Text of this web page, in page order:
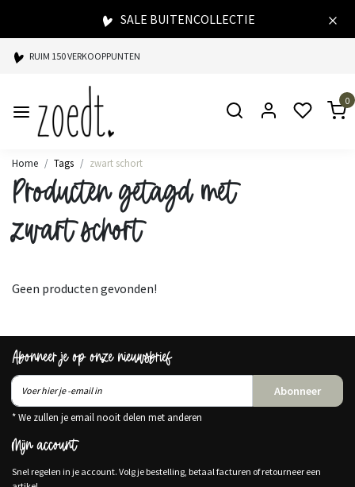
SALE BUITENCOLLECTIE
RUIM 150 VERKOOPPUNTEN
SPAARPUNTEN BIJ ELKE AANKOOP
SNELLE LEVERING
0
Home Tags zwart schort
Producten getagd met
zwart schort
Geen producten gevonden!
Abonneer je op onze nieuwsbrief
Abonneer
* We zullen je email nooit delen met anderen
Mijn account
Snel regelen in je account. Volg je bestelling, betaal facturen of retourneer een